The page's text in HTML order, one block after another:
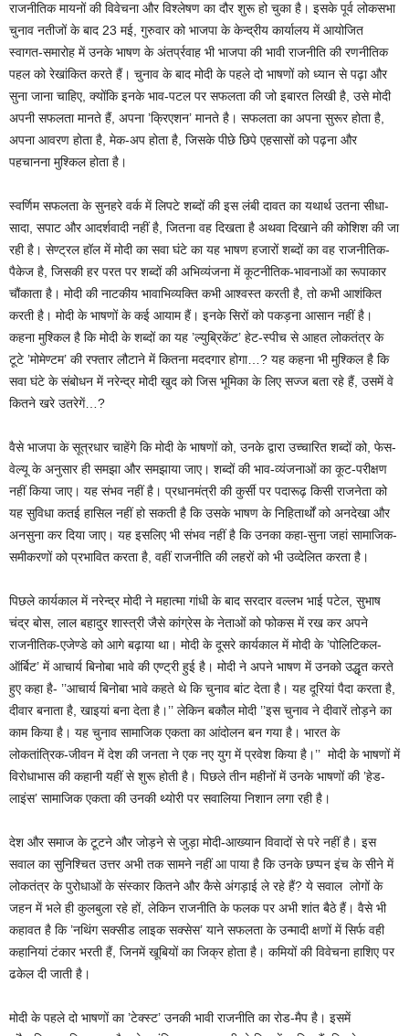
राजनीतिक मायनों की विवेचना और विश्‍लेषण का दौर शुरू हो चुका है। इसके पूर्व लोकसभा
चुनाव नतीजों के बाद 23 मई, गुरुवार को भाजपा के केन्द्रीय कार्यालय में आयोजित
स्वागत-समारोह में उनके भाषण के अंतर्प्रवाह भी भाजपा की भावी राजनीति की रणनीतिक
पहल को रेखांकित करते हैं। चुनाव के बाद मोदी के पहले दो भाषणों को ध्यान से पढ़ा और
सुना जाना चाहिए, क्योंकि इनके भाव-पटल पर सफलता की जो इबारत लिखी है, उसे मोदी
अपनी सफलता मानते हैं, अपना ’क्रिएशन’ मानते है। सफलता का अपना सुरूर होता है,
अपना आवरण होता है, मेक-अप होता है, जिसके पीछे छिपे एहसासों को पढ़ना और
पहचानना मुश्किल होता है।
स्वर्णिम सफलता के सुनहरे वर्क में लिपटे शब्दों की इस लंबी दावत का यथार्थ उतना सीधा-
सादा, सपाट और आदर्शवादी नहीं है, जितना वह दिखता है अथवा दिखाने की कोशिश की जा
रही है। सेण्ट्रल हॉल में मोदी का सवा घंटे का यह भाषण हजारों शब्दों का वह राजनीतिक-
पैकेज है, जिसकी हर परत पर शब्दों की अभिव्यंजना में कूटनीतिक-भावनाओं का रूपाकार
चौंकाता है। मोदी की नाटकीय भावाभिव्यक्ति कभी आश्‍वस्त करती है, तो कभी आशंकित
करती है। मोदी के भाषणों के कई आयाम हैं। इनके सिरों को पकड़ना आसान नहीं है।
कहना मुश्किल है कि मोदी के शब्दों का यह ’ल्युब्रिकेंट’ हेट-स्पीच से आहत लोकतंत्र के
टूटे ’मोमेण्टम’ की रफ्तार लौटाने में कितना मददगार होगा…? यह कहना भी मुश्किल है कि
सवा घंटे के संबोधन में नरेन्द्र मोदी खुद को जिस भूमिका के लिए सज्ज बता रहे हैं, उसमें वे
कितने खरे उतरेगें…?
वैसे भाजपा के सूत्रधार चाहेंगे कि मोदी के भाषणों को, उनके द्वारा उच्चारित शब्दों को, फेस-
वेल्यू के अनुसार ही समझा और समझाया जाए। शब्दों की भाव-व्यंजनाओं का कूट-परीक्षण
नहीं किया जाए। यह संभव नहीं है। प्रधानमंत्री की कुर्सी पर पदारूढ़ किसी राजनेता को
यह सुविधा कतई हासिल नहीं हो सकती है कि उसके भाषण के निहितार्थों को अनदेखा और
अनसुना कर दिया जाए। यह इसलिए भी संभव नहीं है कि उनका कहा-सुना जहां सामाजिक-
समीकरणों को प्रभावित करता है, वहीं राजनीति की लहरों को भी उव्देलित करता है।
पिछले कार्यकाल में नरेन्द्र मोदी ने महात्मा गांधी के बाद सरदार वल्लभ भाई पटेल, सुभाष
चंद्र बोस, लाल बहादुर शास्त्री जैसे कांग्रेस के नेताओं को फोकस में रख कर अपने
राजनीतिक-एजेण्डे को आगे बढ़ाया था। मोदी के दूसरे कार्यकाल में मोदी के ’पोलिटिकल-
ऑर्बिट’ में आचार्य बिनोबा भावे की एण्ट्री हुई है। मोदी ने अपने भाषण में उनको उद्धृत करते
हुए कहा है- ’’आचार्य बिनोबा भावे कहते थे कि चुनाव बांट देता है। यह दूरियां पैदा करता है,
दीवार बनाता है, खाइयां बना देता है।’’ लेकिन बकौल मोदी ’’इस चुनाव ने दीवारें तोड़ने का
काम किया है। यह चुनाव सामाजिक एकता का आंदोलन बन गया है। भारत के
लोकतांत्रिक-जीवन में देश की जनता ने एक नए युग में प्रवेश किया है।’’ मोदी के भाषणों में
विरोधाभास की कहानी यहीं से शुरू होती है। पिछले तीन महीनों में उनके भाषणों की ’हेड-
लाइंस’ सामाजिक एकता की उनकी थ्योरी पर सवालिया निशान लगा रही है।
देश और समाज के टूटने और जोड़ने से जुड़ा मोदी-आख्यान विवादों से परे नहीं है। इस
सवाल का सुनिश्‍चित उत्तर अभी तक सामने नहीं आ पाया है कि उनके छप्पन इंच के सीने में
लोकतंत्र के पुरोधाओं के संस्कार कितने और कैसे अंगड़ाई ले रहे हैं? ये सवाल लोगों के
जहन में भले ही कुलबुला रहे हों, लेकिन राजनीति के फलक पर अभी शांत बैठे हैं। वैसे भी
कहावत है कि ’नथिंग सक्सीड लाइक सक्सेस’ याने सफलता के उन्मादी क्षणों में सिर्फ वही
कहानियां टंकार भरती हैं, जिनमें खूबियों का जिक्र होता है। कमियों की विवेचना हाशिए पर
ढकेल दी जाती है।
मोदी के पहले दो भाषणों का ’टेक्स्ट’ उनकी भावी राजनीति का रोड-मैप है। इसमें